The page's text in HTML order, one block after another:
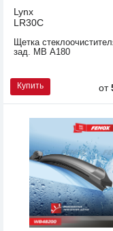
Lynx
LR30C
Щетка
зад. MB А180
Купить от